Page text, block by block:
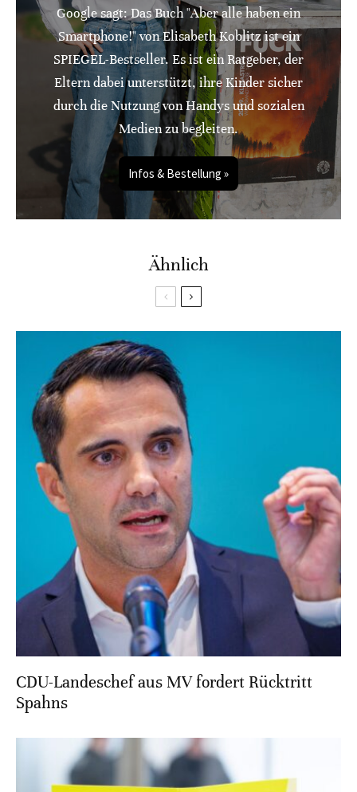
Google sagt: Das Buch "Aber alle haben ein
Smartphone!" von Elisabeth Koblitz ist ein
SPIEGEL-Bestseller. Es ist ein Ratgeber, der
Eltern dabei unterstützt, ihre Kinder sicher
durch die Nutzung von Handys und sozialen
Medien zu begleiten.
Infos & Bestellung »
Ähnlich
CDU-Landeschef aus MV fordert Rücktritt
Spahns